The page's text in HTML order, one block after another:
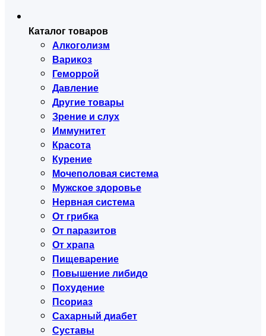
Каталог товаров
Алкоголизм
Варикоз
Геморрой
Давление
Другие товары
Зрение и слух
Иммунитет
Красота
Курение
Мочеполовая система
Мужское здоровье
Нервная система
От грибка
От паразитов
От храпа
Пищеварение
Повышение либидо
Похудение
Псориаз
Сахарный диабет
Суставы